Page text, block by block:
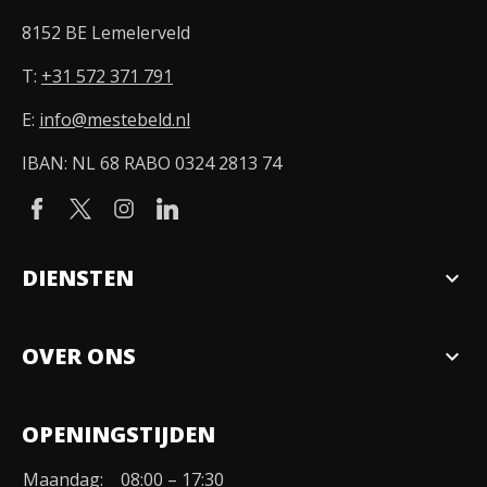
8152 BE Lemelerveld
T: +31 572 371 791
E: info@mestebeld.nl
IBAN: NL 68 RABO 0324 2813 74
DIENSTEN expand_more
OVER ONS expand_more
Organisatie
OPENINGSTIJDEN
Maandag: 08:00 – 17:30